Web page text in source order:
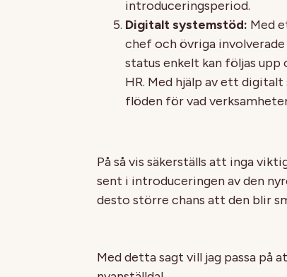
introduceringsperiod.
Digitalt systemstöd: Med
chef och övriga
status enkelt kan följas upp
HR. Med hjälp av ett
flöden för vad
På så vis säkerställs att inga
sent i introduceringen av den
desto större chans att den blir
Med detta sagt vill jag passa på